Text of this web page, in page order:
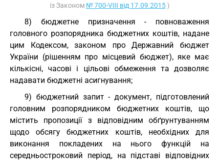
із Законом № 700-VIII від 17.09.2015)
8) бюджетне призначення - повноваження
головного розпорядника бюджетних коштів, надане
цим Кодексом, законом про Державний бюджет
України (рішенням про місцевий бюджет), яке має
кількісні, часові і цільові обмеження та дозволяє
надавати бюджетні асигнування;
9) бюджетний запит - документ, підготовлений
головним розпорядником бюджетних коштів, що
містить пропозиції з відповідним обґрунтуванням
щодо обсягу бюджетних коштів, необхідних для
виконання покладених на нього функцій на
середньостроковий період, на підставі відповідних